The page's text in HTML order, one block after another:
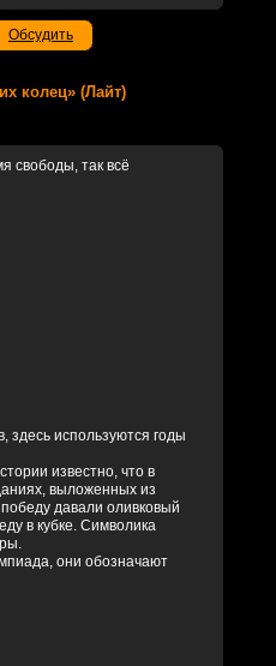
Обсудить
колец» (Лайт)
свободы, так всё
здесь используются годы
известно, что в
выложенных из
давали оливковый
в кубке. Символика
они обозначают